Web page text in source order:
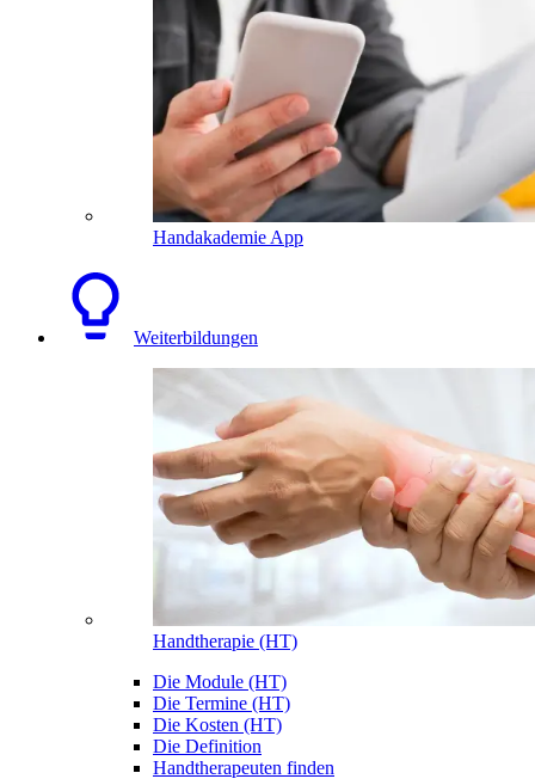
Handakademie App
Weiterbildungen
Handtherapie (HT)
Die Module (HT)
Die Termine (HT)
Die Kosten (HT)
Die Definition
Handtherapeuten finden